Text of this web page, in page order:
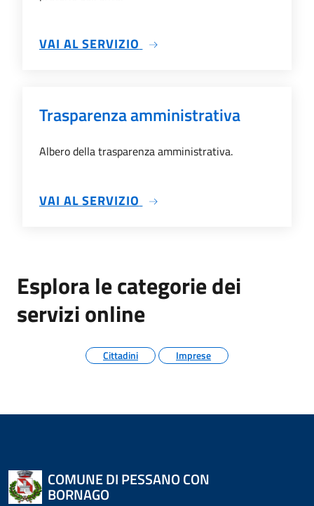
VAI AL SERVIZIO SU DOCUMENTI ALL'ALBO
Trasparenza amministrativa
Albero della trasparenza amministrativa.
VAI AL SERVIZIO SU TRASPARENZA
Esplora le categorie dei
servizi online
Cittadini Imprese
COMUNE DI PESSANO CON
BORNAGO